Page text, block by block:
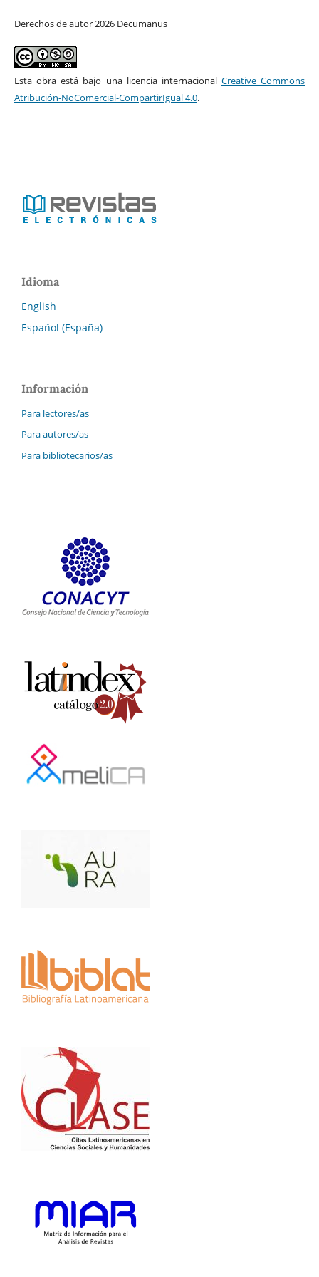
Derechos de autor 2026 Decumanus
Esta obra está bajo una licencia internacional Creative Commons
Atribución-NoComercial-CompartirIgual 4.0.
Idioma
English
Español (España)
Información
Para lectores/as
Para autores/as
Para bibliotecarios/as